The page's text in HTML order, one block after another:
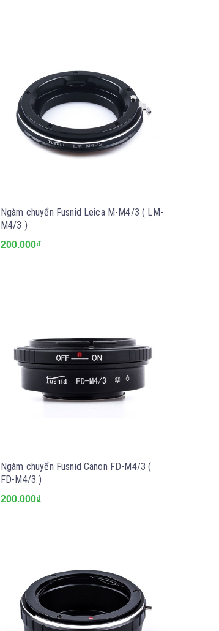
Ngàm chuyển Fusnid Leica M-M4/3 ( LM-
M4/3 )
200.000₫
Ngàm chuyển Fusnid Canon FD-M4/3 (
FD-M4/3 )
200.000₫